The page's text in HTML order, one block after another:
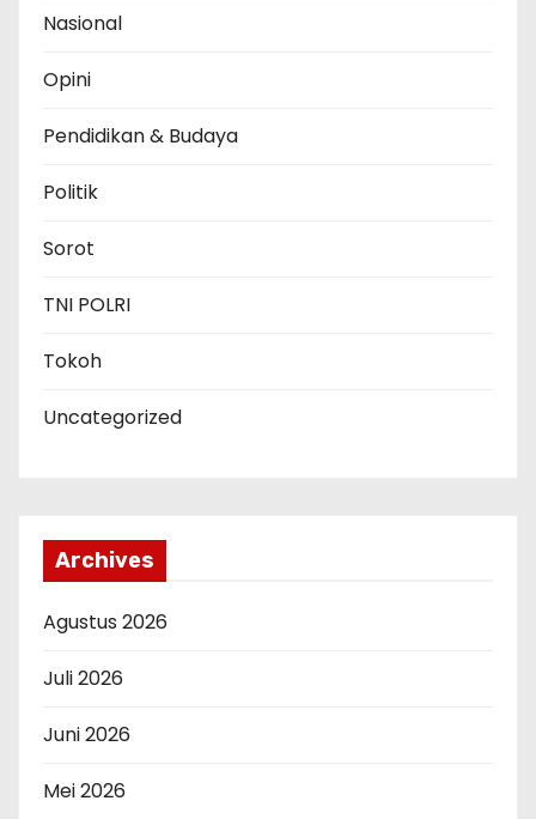
Nasional
Opini
Pendidikan & Budaya
Politik
Sorot
TNI POLRI
Tokoh
Uncategorized
Archives
Agustus 2026
Juli 2026
Juni 2026
Mei 2026